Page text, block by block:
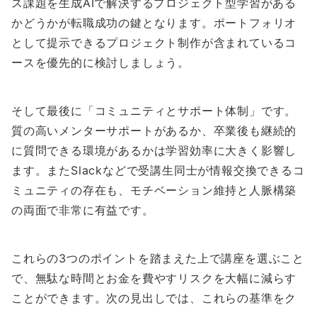
ス課題を生成AIで解決するプロジェクト型学習がある
かどうかが転職成功の鍵となります。ポートフォリオ
として提示できるプロジェクト制作が含まれているコ
ースを優先的に検討しましょう。
そして最後に「コミュニティとサポート体制」です。
質の高いメンターサポートがあるか、卒業後も継続的
に質問できる環境があるかは学習効率に大きく影響し
ます。またSlackなどで受講生同士が情報交換できるコ
ミュニティの存在も、モチベーション維持と人脈構築
の両面で非常に有益です。
これらの3つのポイントを踏まえた上で講座を選ぶこと
で、無駄な時間とお金を費やすリスクを大幅に減らす
ことができます。次の見出しでは、これらの基準をク